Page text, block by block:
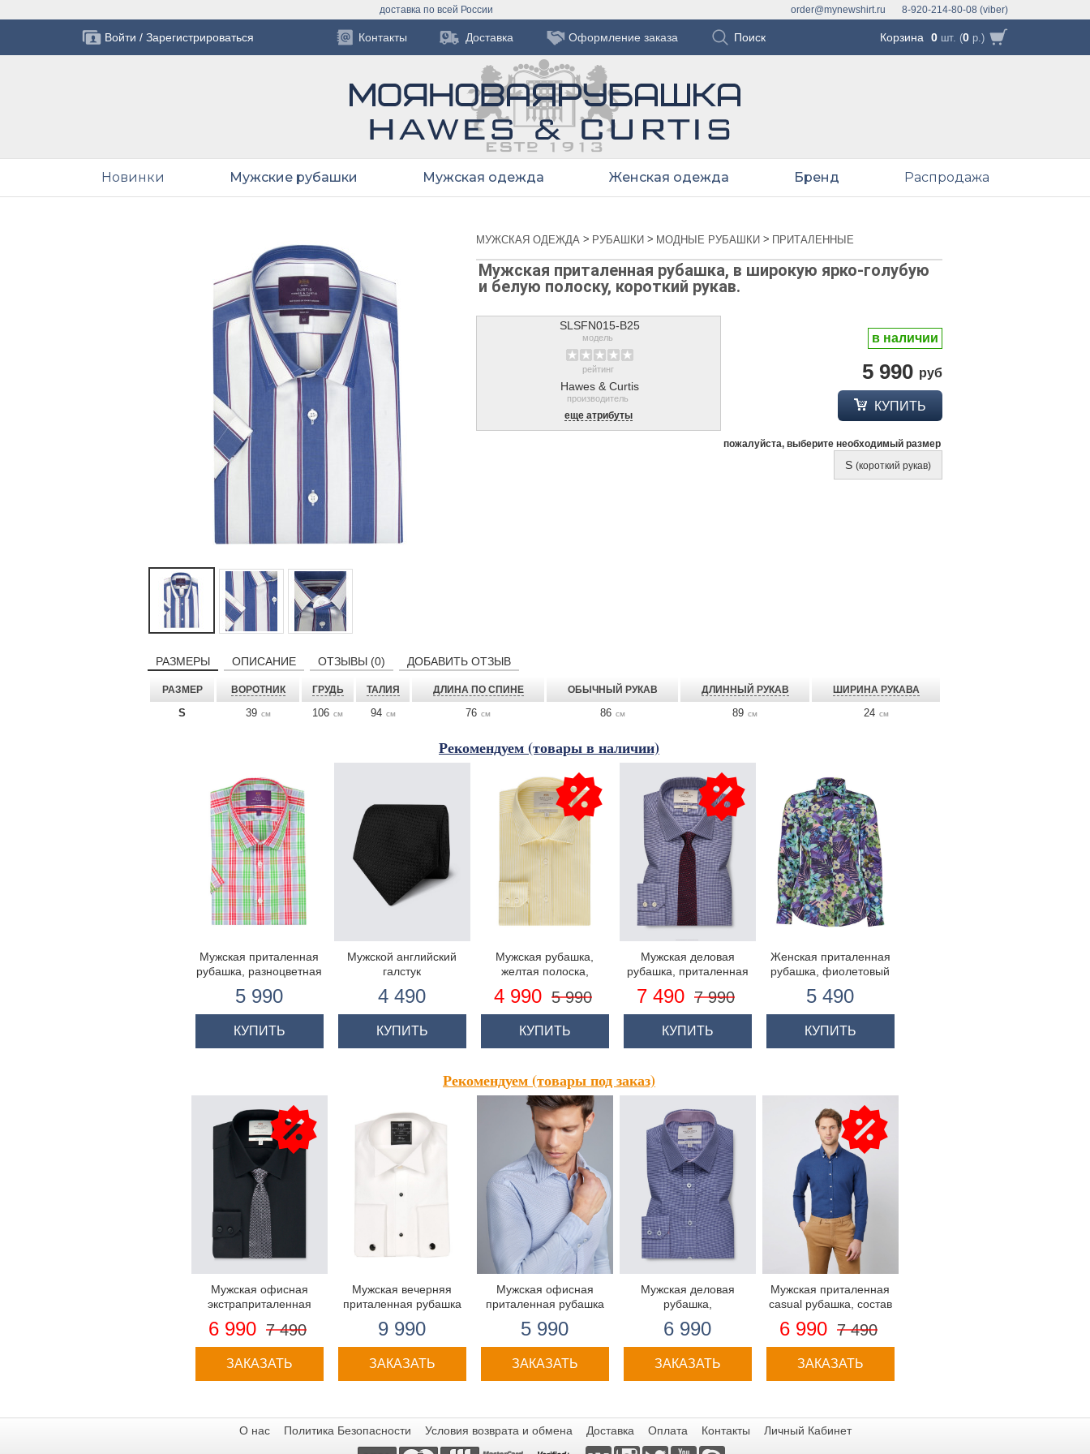
8-920-214-80-08 (viber)
order@mynewshirt.ru
доставка по всей России
Войти / Зарегистрироваться Корзина 0 шт. (0 р.)
Контакты Доставка Оформление заказа
Новинки Мужские рубашки Мужская одежда Женская одежда Бренд Распродажа
МУЖСКАЯ ОДЕЖДА > РУБАШКИ > МОДНЫЕ РУБАШКИ > ПРИТАЛЕННЫЕ
Мужская приталенная рубашка, в широкую ярко-голубую
и белую полоску, короткий рукав.
SLSFN015-B25
модель
рейтинг
Hawes & Curtis
производитель
еще атрибуты
в наличии
5 990 руб
КУПИТЬ
пожалуйста, выберите необходимый размер
S (короткий рукав)
РАЗМЕРЫ ОПИСАНИЕ ОТЗЫВЫ (0) ДОБАВИТЬ ОТЗЫВ
РАЗМЕР ВОРОТНИК ГРУДЬ ТАЛИЯ ДЛИНА ПО СПИНЕ ОБЫЧНЫЙ РУКАВ ДЛИННЫЙ РУКАВ ШИРИНА РУКАВА
S 39 см 106 см 94 см 76 см 86 см 89 см 24 см
Рекомендуем (товары в наличии)
Мужская приталенная
рубашка, разноцветная
100% хлопок
5 990
КУПИТЬ
Мужской английский
галстук
4 490
КУПИТЬ
Мужская рубашка,
желтая полоска,
на пуговицах
4 990 5 990
КУПИТЬ
Мужская деловая
рубашка, приталенная
7 490 7 990
КУПИТЬ
Женская приталенная
рубашка, фиолетовый
манжеты на пуговицах
5 490
КУПИТЬ
Рекомендуем (товары под заказ)
Мужская офисная
экстраприталенная
стрейч - рукав под
пуговицу
6 990 7 490
ЗАКАЗАТЬ
Мужская вечерняя
приталенная рубашка
выработкой - воротник
под бабочку
9 990
ЗАКАЗАТЬ
Мужская офисная
приталенная рубашка
стрейч - Голубая с
Белым - Манжеты на
пуговицах
5 990
ЗАКАЗАТЬ
Мужская деловая
рубашка,
тёмно-синяя с белым,
хлопок, ткань "гусиная
лапка"
6 990
ЗАКАЗАТЬ
Мужская приталенная
casual рубашка, состав
воротник с пуговицами
6 990 7 490
ЗАКАЗАТЬ
О нас Политика Безопасности Условия возврата и обмена Доставка Оплата Контакты Личный Кабинет